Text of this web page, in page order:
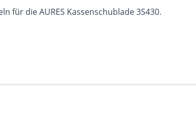
für die AURES Kassenschublade 3S430.